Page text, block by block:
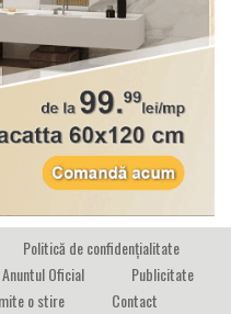
Politică de confidențialitate
Oficial
Publicitate
o stire Contact